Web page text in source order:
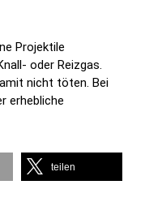
Projektile
oder Reizgas.
nicht töten. Bei
erhebliche
teilen